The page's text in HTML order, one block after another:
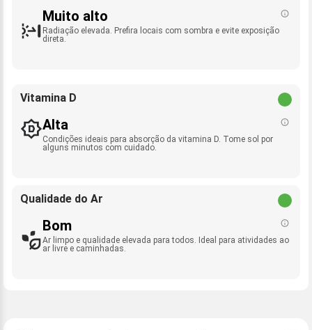
Muito alto
Radiação elevada. Prefira locais com sombra e evite exposição
direta.
Vitamina D
Alta
Condições ideais para absorção da vitamina D. Tome sol por
alguns minutos com cuidado.
Qualidade do Ar
Bom
Ar limpo e qualidade elevada para todos. Ideal para atividades ao
ar livre e caminhadas.